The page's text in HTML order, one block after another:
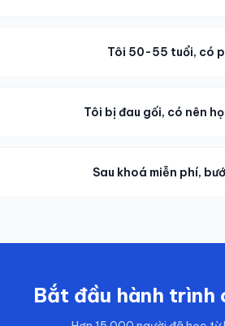
Tôi 50-55 tuổi, có
Tôi bị đau gối, có nên
Sau khoá miễn phí,
Bắt đầu hành trình